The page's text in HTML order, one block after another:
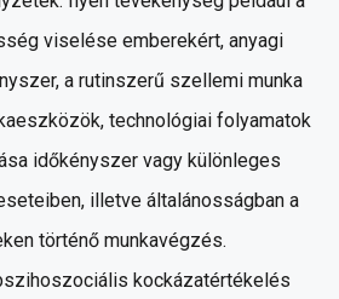
viselése emberekért, anyagi
a rutinszerű szellemi munka
technológiai folyamatok
időkényszer vagy különleges
illetve általánosságban a
történő munkavégzés.
kockázatértékelés